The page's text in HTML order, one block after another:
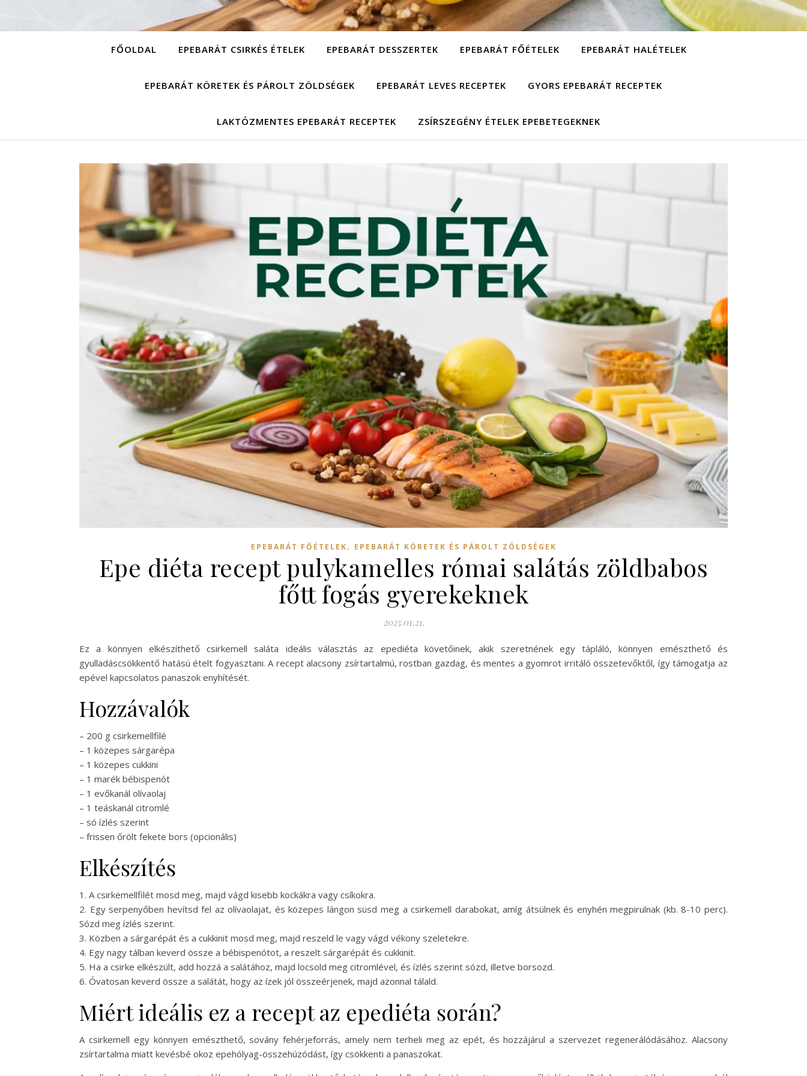
FŐOLDAL EPEBARÁT CSIRKÉS ÉTELEK EPEBARÁT DESSZERTEK EPEBARÁT FŐÉTELEK EPEBARÁT HALÉTELEK
EPEBARÁT KÖRETEK ÉS PÁROLT ZÖLDSÉGEK EPEBARÁT LEVES RECEPTEK GYORS EPEBARÁT RECEPTEK
LAKTÓZMENTES EPEBARÁT RECEPTEK ZSÍRSZEGÉNY ÉTELEK EPEBETEGEKNEK
EPEBARÁT FŐÉTELEK, EPEBARÁT KÖRETEK ÉS PÁROLT ZÖLDSÉGEK
Epe diéta recept pulykamelles római salátás zöldbabos
főtt fogás gyerekeknek
2025.01.21.
Ez a könnyen elkészíthető csirkemell saláta ideális választás az epediéta követőinek, akik szeretnének egy tápláló, könnyen emészthető és
gyulladáscsökkentő hatású ételt fogyasztani. A recept alacsony zsírtartalmú, rostban gazdag, és mentes a gyomrot irritáló összetevőktől, így támogatja az
epével kapcsolatos panaszok enyhítését.
Hozzávalók
– 200 g csirkemellfilé
– 1 közepes sárgarépa
– 1 közepes cukkini
– 1 marék bébispenót
– 1 evőkanál olívaolaj
– 1 teáskanál citromlé
– só ízlés szerint
– frissen őrölt fekete bors (opcionális)
Elkészítés
1. A csirkemellfilét mosd meg, majd vágd kisebb kockákra vagy csíkokra.
2. Egy serpenyőben hevítsd fel az olívaolajat, és közepes lángon süsd meg a csirkemell darabokat, amíg átsülnek és enyhén megpirulnak (kb. 8-10 perc).
Sózd meg ízlés szerint.
3. Közben a sárgarépát és a cukkinit mosd meg, majd reszeld le vagy vágd vékony szeletekre.
4. Egy nagy tálban keverd össze a bébispenótot, a reszelt sárgarépát és cukkinit.
5. Ha a csirke elkészült, add hozzá a salátához, majd locsold meg citromlével, és ízlés szerint sózd, illetve borsozd.
6. Óvatosan keverd össze a salátát, hogy az ízek jól összeérjenek, majd azonnal tálald.
Miért ideális ez a recept az epediéta során?
A csirkemell egy könnyen emészthető, sovány fehérjeforrás, amely nem terheli meg az epét, és hozzájárul a szervezet regenerálódásához. Alacsony
zsírtartalma miatt kevésbé okoz epehólyag-összehúzódást, így csökkenti a panaszokat.